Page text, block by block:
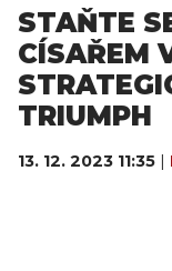
STAŇTE
CÍSAŘEM
TRIUMPH
13. 12. 2023 11:35 |